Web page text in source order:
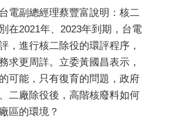
電副總經理蔡豐富說明：核二
在2021年、2023年到期，台電
，進行核二除役的環評程序，
求更周詳。立委黃國昌表示，
可能，只有復育的問題，政府
二廠除役後，高階核廢料如何
區的環境？